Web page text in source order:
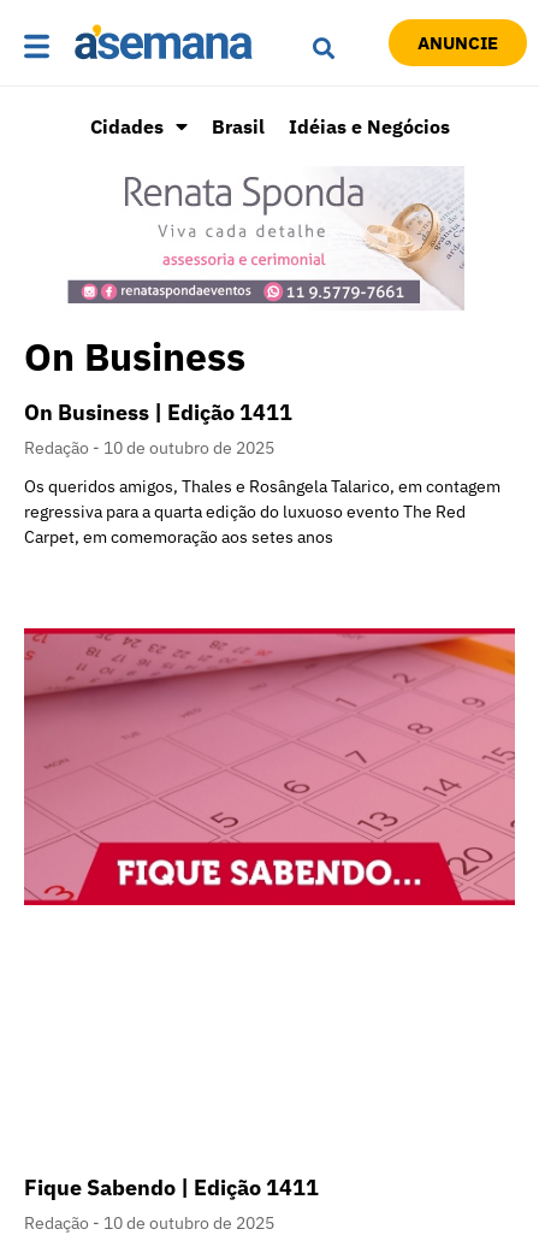
ANUNCIE
Cidades Brasil Idéias e Negócios
On Business
On Business | Edição 1411
Redação
10 de outubro de 2025
Os queridos amigos, Thales e Rosângela Talarico, em contagem
regressiva para a quarta edição do luxuoso evento The Red
Carpet, em comemoração aos setes anos
Fique Sabendo | Edição 1411
Redação
10 de outubro de 2025